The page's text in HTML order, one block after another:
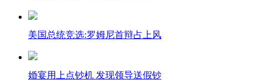
美国总统竞选:罗姆尼首辩占上风
婚宴用上点钞机 发现领导送假钞